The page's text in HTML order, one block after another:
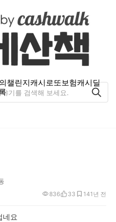
챌린지캐시로또보험캐시딜
1년 전
836 33 14
네요